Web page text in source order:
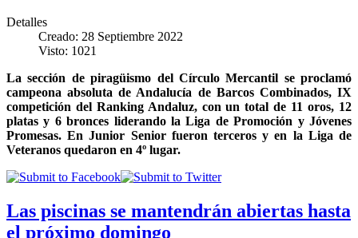
Detalles
Creado: 28 Septiembre 2022
Visto: 1021
La sección de piragüismo del Círculo Mercantil se proclamó
campeona absoluta de Andalucía de Barcos Combinados, IX
competición del Ranking Andaluz, con un total de 11 oros, 12
platas y 6 bronces liderando la Liga de Promoción y Jóvenes
Promesas. En Junior Senior fueron terceros y en la Liga de
Veteranos quedaron en 4º lugar.
Las piscinas se mantendrán abiertas hasta
el próximo domingo